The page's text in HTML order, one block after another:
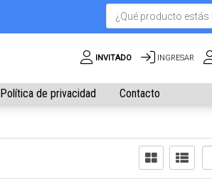
INVITADO INGRESAR
Política de privacidad Contacto